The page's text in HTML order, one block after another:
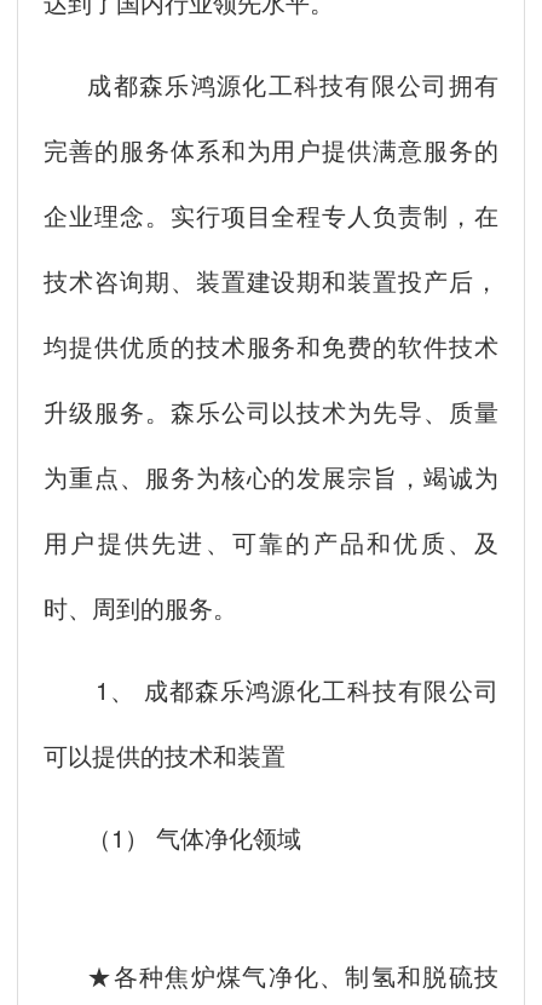
成都森乐鸿源化工科技有限公司拥有
完善的服务体系和为用户提供满意服务的
企业理念。实行项目全程专人负责制，在
技术咨询期、装置建设期和装置投产后，
均提供优质的技术服务和免费的软件技术
升级服务。森乐公司以技术为先导、质量
为重点、服务为核心的发展宗旨，竭诚为
用户提供先进、可靠的产品和优质、及
时、周到的服务。
1、 成都森乐鸿源化工科技有限公司
可以提供的技术和装置
（1） 气体净化领域
★各种焦炉煤气净化、制氢和脱硫技